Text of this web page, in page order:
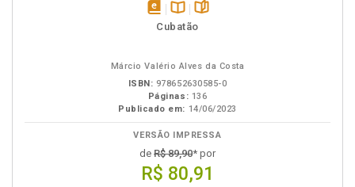
disponível
Disponível
páginas
Cubatão
Márcio Valério Alves da Costa
ISBN: 978652630585-0
Páginas: 136
Publicado em: 14/06/2023
VERSÃO IMPRESSA
de R$ 89,90* por
R$ 80,91